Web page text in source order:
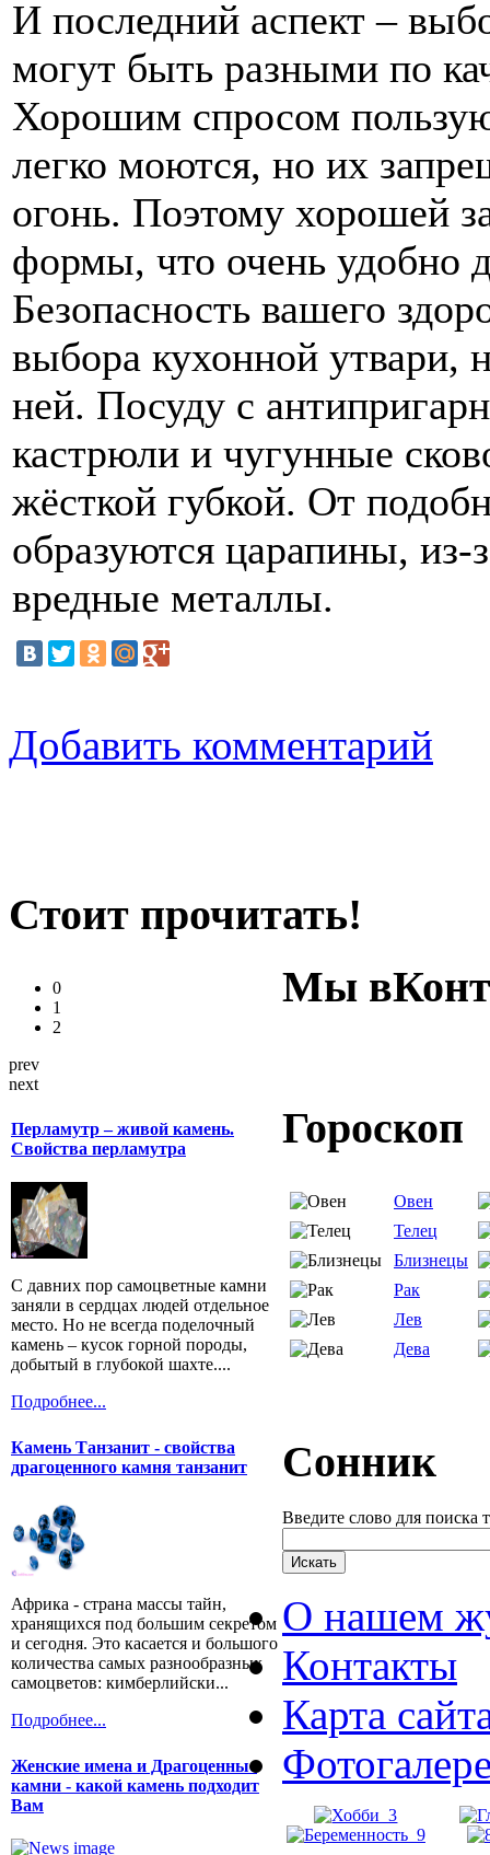
И последний аспект –
могут быть разными по
Хорошим спросом
легко моются, но их
огонь. Поэтому хорошей
формы, что очень удобно
Безопасность вашего
выбора кухонной утвари,
ней. Посуду с
кастрюли и чугунные
жёсткой губкой. От
образуются царапины, из-
вредные металлы.
Добавить комментарий
Стоит прочитать!
0
1
2
prev
next
Перламутр – живой камень.
Свойства перламутра
С давних пор самоцветные камни
заняли в сердцах людей отдельное
место. Но не всегда поделочный
камень – кусок горной породы,
добытый в глубокой шахте....
Подробнее...
Камень Танзанит - свойства
драгоценного камня танзанит
Африка - страна массы тайн,
хранящихся под большим секретом
и сегодня. Это касается и большого
количества самых разнообразных
самоцветов: кимберлийски...
Подробнее...
Женские имена и Драгоценные
камни - какой камень подходит
Вам
Мы
Гороскоп
Овен
Телец
Близнецы
Рак
Лев
Дева
Сонник
Введите слово для поиска
О нашем
Контакты
Карта